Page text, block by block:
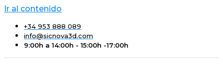
Ir al contenido
+34 953 888 089
info@sicnova3d.com
9:00h a 14:00h - 15:00h -17:00h